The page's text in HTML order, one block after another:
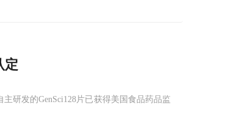
定
发的GenSci128片已获得美国食品药品监